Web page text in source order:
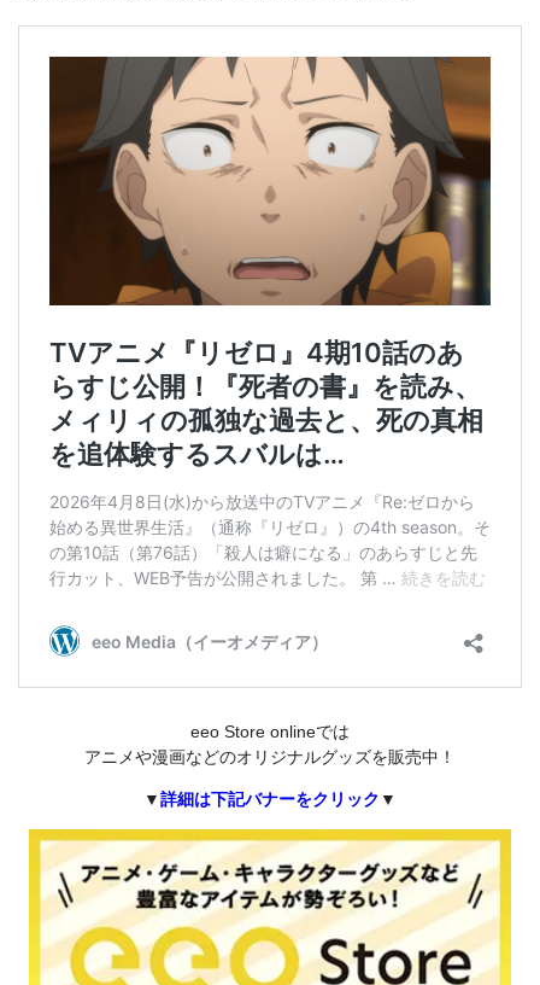
eeo Store onlineでは
アニメや漫画などのオリジナルグッズを販売中！
▼詳細は下記バナーをクリック ▼